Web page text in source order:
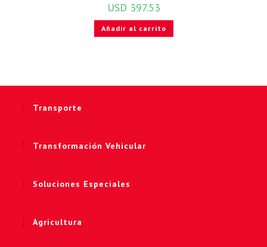
USD 397.53
Añadir al carrito
Transporte
Transformación Vehicular
Soluciones Especiales
Agricultura